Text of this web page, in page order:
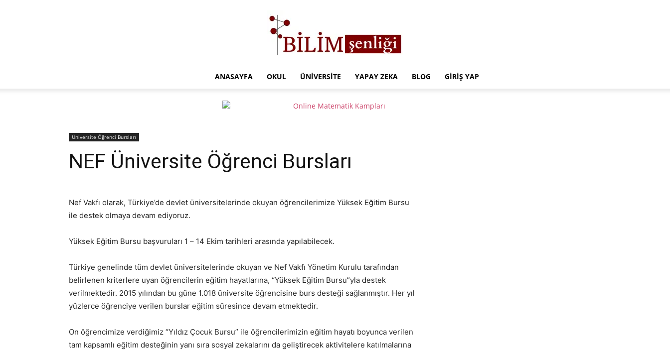
ANASAYFA OKUL ÜNIVERSITE YAPAY ZEKA BLOG GIRIŞ YAP
Üniversite Öğrenci Bursları
NEF Üniversite Öğrenci Bursları
Nef Vakfı olarak, Türkiye’de devlet üniversitelerinde okuyan öğrencilerimize Yüksek Eğitim Bursu
ile destek olmaya devam ediyoruz.
Yüksek Eğitim Bursu başvuruları 1 – 14 Ekim tarihleri arasında yapılabilecek.
Türkiye genelinde tüm devlet üniversitelerinde okuyan ve Nef Vakfı Yönetim Kurulu tarafından
belirlenen kriterlere uyan öğrencilerin eğitim hayatlarına, “Yüksek Eğitim Bursu”yla destek
verilmektedir. 2015 yılından bu güne 1.018 üniversite öğrencisine burs desteği sağlanmıştır. Her yıl
yüzlerce öğrenciye verilen burslar eğitim süresince devam etmektedir.
On öğrencimize verdiğimiz “Yıldız Çocuk Bursu” ile öğrencilerimizin eğitim hayatı boyunca verilen
tam kapsamlı eğitim desteğinin yanı sıra sosyal zekalarını da geliştirecek aktivitelere katılmalarına